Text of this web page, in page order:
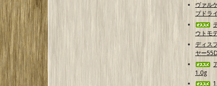
ヴァル
プドラ
ウトモ
ディス
ヤー
1.0g